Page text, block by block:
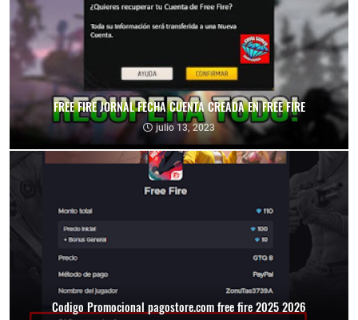
FREE FIRE JORNAL FECHA CUENTA CREADA EN FREE FIRE
julio 13, 2023
Codigo Promocional pagostore.com free fire 2025 2026